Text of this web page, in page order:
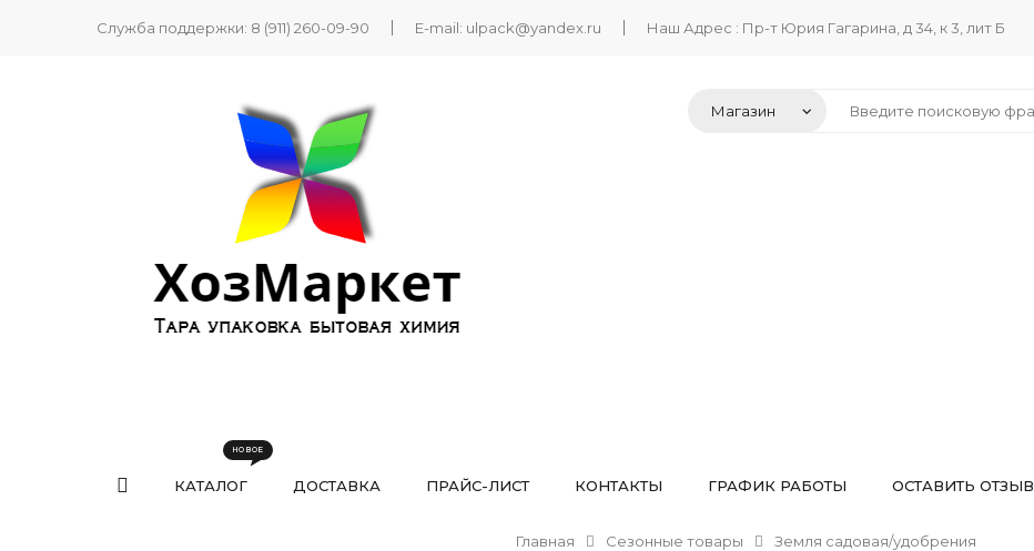
Служба поддержки: 8 (911) 260-09-90 E-mail: ulpack@yandex.ru Наш Адрес : Пр-т Юрия Гагарина, д 34, к 3, лит Б
КАТАЛОГ ДОСТАВКА ПРАЙС-ЛИСТ КОНТАКТЫ ГРАФИК РАБОТЫ ОСТАВИТЬ ОТЗЫВ
Главная Сезонные товары Земля садовая/удобрения